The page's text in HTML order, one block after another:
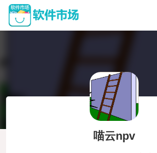
喵云npv